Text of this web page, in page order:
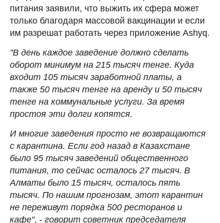
питания заявили, что выжить их сфера может
только благодаря массовой вакцинации и если
им разрешат работать через приложение Ashyq.
"В день каждое заведение должно сделать
оборот минимум на 215 тысяч тенге. Куда
входит 105 тысяч заработной платы, а
также 50 тысяч тенге на аренду и 50 тысяч
тенге на коммунальные услуги. За время
простоя эти долги копятся.
И многие заведения просто не возвращаются
с карантина. Если год назад в Казахстане
было 95 тысяч заведений общественного
питания, то сейчас осталось 27 тысяч. В
Алматы было 15 тысяч, осталось пять
тысяч. По нашим прогнозам, этот карантин
не переживут порядка 500 ресторанов и
кафе", - говорит советник председателя